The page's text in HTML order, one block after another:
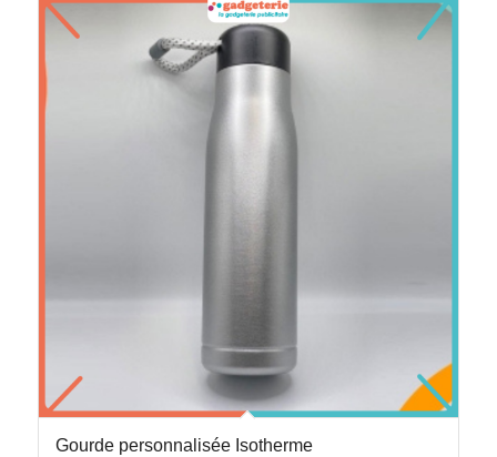
Gourde personnalisée Isotherme